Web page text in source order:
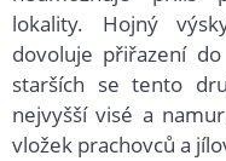
lokality. Hojný
dovoluje přiřazení
starších se tento
nejvyšší visé a
vložek prachovců a